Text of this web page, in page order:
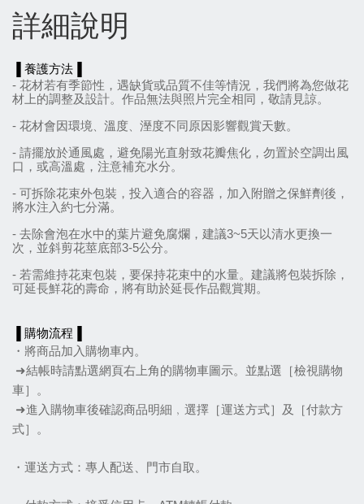
詳細說明
▐ 養護方法▐
- 花材若有季節性，遇缺貨或品質不佳等情況，我們將為您做花
材上的調整及設計。作品無法與照片完全相同，敬請見諒。
- 花材會因環境 溫度 溼度不同原因影響觀賞天數。
- 請擺放於通風處，避免陽光直射致花瓣焦化，勿置於空調出風
口，或高溫處，注意補充水分。
- 可拆除花束外包裝，投入適合的容器，加入附贈之保鮮劑後，
將水注入約七分滿。
- 去除會泡在水中的葉片避免腐爛，建議3~5天以清水更換一
次，並斜剪花莖底部3-5公分。
- 若需維持花束包裝，要保持花束中的水量。建議將包裝拆除，
可延長鮮花的壽命，將有助於延長作品觀賞期。
▐ 購物流程▐
・將商品加入購物車內。
➜結帳時請點選網頁右上角的購物車圖示。並點選［檢視購物
車］。
➜進入購物車後確認商品明細﹐選擇［運送方式］及［付款方
式］。
・運送方式：專人配送、門市自取。